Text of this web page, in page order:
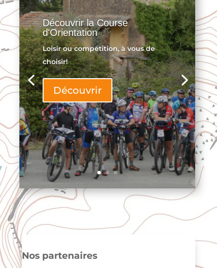
Découvrir la Course
d'Orientation
Loisir ou compétition, à vous de
choisir!
Découvrir
Nos partenaires